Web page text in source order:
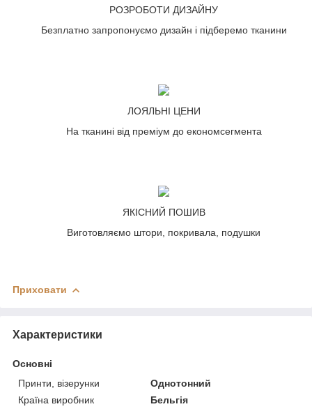
РОЗРОБОТИ ДИЗАЙНУ
Безплатно запропонуємо дизайн і підберемо тканини
ЛОЯЛЬНІ ЦЕНИ
На тканині від преміум до економсегмента
ЯКІСНИЙ ПОШИВ
Виготовляємо штори, покривала, подушки
Приховати
Характеристики
Основні
Принти, візерунки
Однотонний
Країна виробник
Бельгія